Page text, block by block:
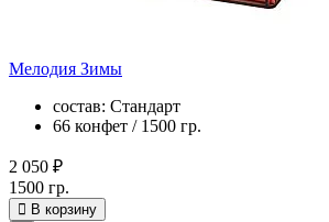
Мелодия Зимы
состав: Стандарт
66 конфет / 1500 гр.
2 050 ₽
1500 гр.
В корзину